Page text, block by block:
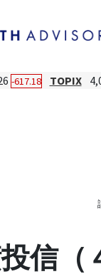
-617.18 TOPIX
信（